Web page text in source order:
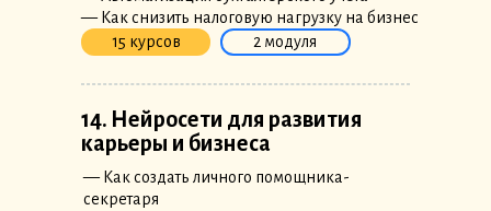
14. Нейросети для развития
карьеры и бизнеса
— Как создать личного помощника-
секретаря
— Как снизить налоговую нагрузку на бизнес
15 курсов
2 модуля